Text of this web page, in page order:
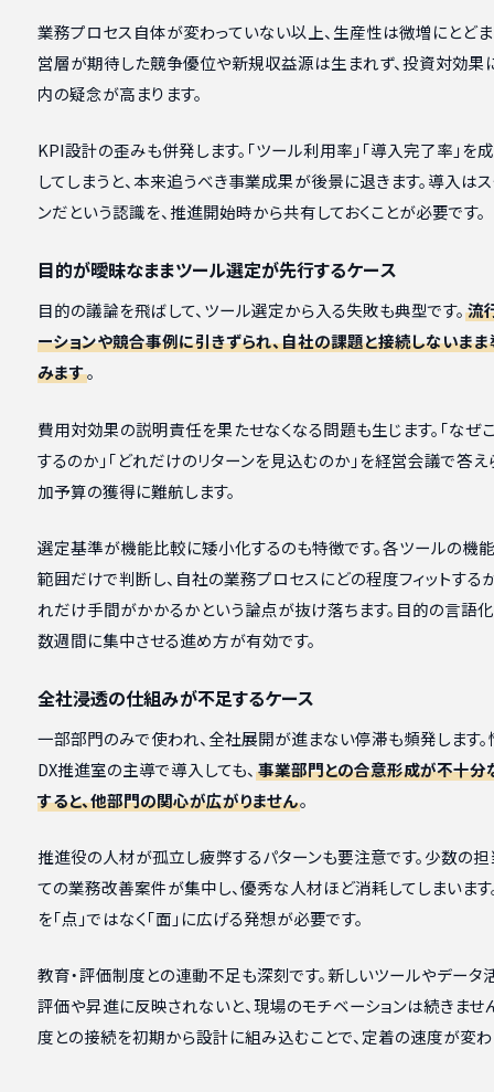
業務プロセス自体が変わっていない以上、生産性は微増にとどま
営層が期待した競争優位や新規収益源は生まれず、投資対効果
内の疑念が高まります。
KPI設計の歪みも併発します。「ツール利用率」「導入完了率」を
してしまうと、本来追うべき事業成果が後景に退きます。導入は
ンだという認識を、推進開始時から共有しておくことが必要です。
目的が曖昧なままツール選定が先行するケース
目的の議論を飛ばして、ツール選定から入る失敗も典型です。 流
ーションや競合事例に引きずられ、自社の課題と接続しないま
みます。
費用対効果の説明責任を果たせなくなる問題も生じます。「なぜ
するのか」「どれだけのリターンを見込むのか」を経営会議で答え
加予算の獲得に難航します。
選定基準が機能比較に矮小化するのも特徴です。各ツールの機
範囲だけで判断し、自社の業務プロセスにどの程度フィットする
れだけ手間がかかるかという論点が抜け落ちます。目的の言語
数週間に集中させる進め方が有効です。
全社浸透の仕組みが不足するケース
一部部門のみで使われ、全社展開が進まない停滞も頻発します
DX推進室の主導で導入しても、 事業部門との合意形成が不十分
すると、他部門の関心が広がりません。
推進役の人材が孤立し疲弊するパターンも要注意です。少数の
ての業務改善案件が集中し、優秀な人材ほど消耗してしまいます
を「点」ではなく「面」に広げる発想が必要です。
教育・評価制度との連動不足も深刻です。新しいツールやデータ
評価や昇進に反映されないと、現場のモチベーションは続きませ
度との接続を初期から設計に組み込むことで、定着の速度が変わ